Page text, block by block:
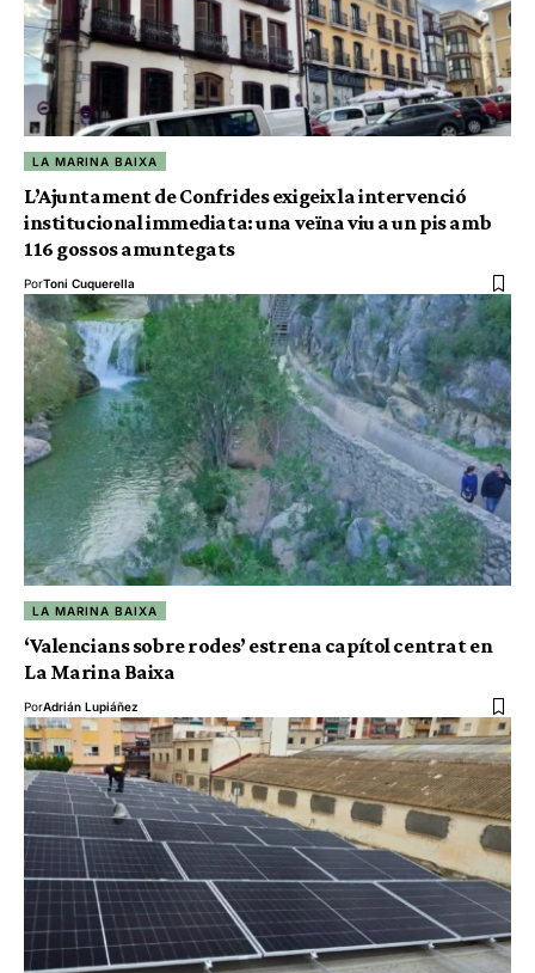
LA MARINA BAIXA
L’Ajuntament de Confrides exigeix la intervenció
institucional immediata: una veïna viu a un pis amb
116 gossos amuntegats
PorToni Cuquerella
LA MARINA BAIXA
‘Valencians sobre rodes’ estrena capítol centrat en
La Marina Baixa
PorAdrián Lupiáñez